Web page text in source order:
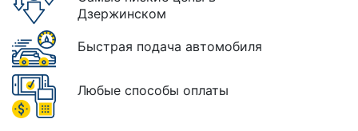
Дзержинском
Быстрая подача автомобиля
Любые способы оплаты